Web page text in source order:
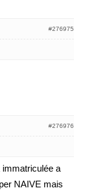
#276975
#276976
a
NAIVE mais